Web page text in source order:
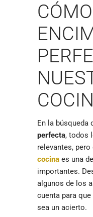
En la búsqueda
perfecta, todos
relevantes,
cocina es una
importantes.
algunos de los
cuenta para
sea un acierto.